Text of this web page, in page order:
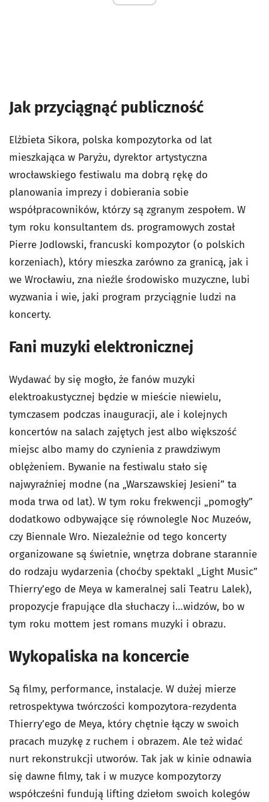
Jak przyciągnąć publiczność
Elżbieta Sikora, polska kompozytorka od lat
mieszkająca w Paryżu, dyrektor artystyczna
wrocławskiego festiwalu ma dobrą rękę do
planowania imprezy i dobierania sobie
współpracowników, którzy są zgranym zespołem. W
tym roku konsultantem ds. programowych został
Pierre Jodlowski, francuski kompozytor (o polskich
korzeniach), który mieszka zarówno za granicą, jak i
we Wrocławiu, zna nieźle środowisko muzyczne, lubi
wyzwania i wie, jaki program przyciągnie ludzi na
koncerty.
Fani muzyki elektronicznej
Wydawać by się mogło, że fanów muzyki
elektroakustycznej będzie w mieście niewielu,
tymczasem podczas inauguracji, ale i kolejnych
koncertów na salach zajętych jest albo większość
miejsc albo mamy do czynienia z prawdziwym
oblężeniem. Bywanie na festiwalu stało się
najwyraźniej modne (na „Warszawskiej Jesieni” ta
moda trwa od lat). W tym roku frekwencji „pomogły”
dodatkowo odbywające się równolegle Noc Muzeów,
czy Biennale Wro. Niezależnie od tego koncerty
organizowane są świetnie, wnętrza dobrane starannie
do rodzaju wydarzenia (choćby spektakl „Light Music”
Thierry’ego de Meya w kameralnej sali Teatru Lalek),
propozycje frapujące dla słuchaczy i…widzów, bo w
tym roku mottem jest romans muzyki i obrazu.
Wykopaliska na koncercie
Są filmy, performance, instalacje. W dużej mierze
retrospektywa twórczości kompozytora-rezydenta
Thierry’ego de Meya, który chętnie łączy w swoich
pracach muzykę z ruchem i obrazem. Ale też widać
nurt rekonstrukcji utworów. Tak jak w kinie odnawia
się dawne filmy, tak i w muzyce kompozytorzy
współcześni fundują lifting dziełom swoich kolegów